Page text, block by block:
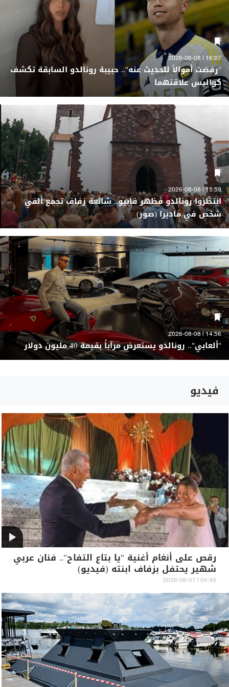
16:07 | 2026-08-08
"رفضت أموالاً للحديث عنه".. حبيبة رونالدو السابقة تكشف
كواليس علاقتهما
15:59 | 2026-08-08
انتظروا رونالدو فظهر فابيو.. شائعة زفاف تجمع ألفي
شخص في ماديرا (صور)
14:56 | 2026-08-08
"ألعابي".. رونالدو يستعرض مرآباً بقيمة 40 مليون دولار
فيديو
رقص على أنغام أغنية "يا بتاع التفاح".. فنان عربي
شهير يحتفل بزفاف ابنته (فيديو)
04:49 | 2026-08-07